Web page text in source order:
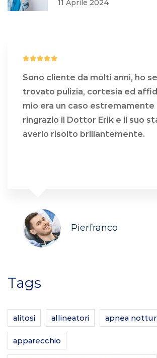
11 Aprile 2024
Sono cliente da molti anni, ho
trovato pulizia, cortesia ed
mio era un caso
ringrazio il Dottor Erik e il suo
averlo risolto brillantemente.
Pierfranco
Tags
alitosi allineatori apnea
apparecchio